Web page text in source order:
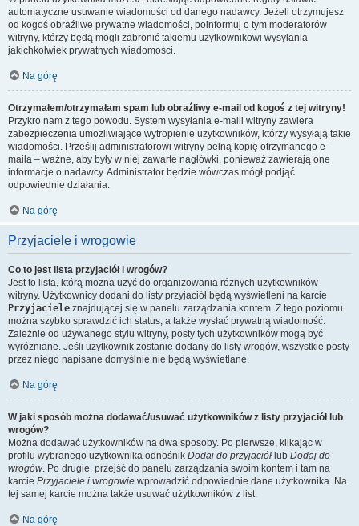
automatyczne usuwanie wiadomości od danego nadawcy. Jeżeli otrzymujesz
od kogoś obraźliwe prywatne wiadomości, poinformuj o tym moderatorów
witryny, którzy będą mogli zabronić takiemu użytkownikowi wysyłania
jakichkolwiek prywatnych wiadomości.
Na górę
Otrzymałem/otrzymałam spam lub obraźliwy e-mail od kogoś z tej witryny!
Przykro nam z tego powodu. System wysyłania e-maili witryny zawiera
zabezpieczenia umożliwiające wytropienie użytkowników, którzy wysyłają takie
wiadomości. Prześlij administratorowi witryny pełną kopię otrzymanego e-
maila – ważne, aby były w niej zawarte nagłówki, ponieważ zawierają one
informacje o nadawcy. Administrator będzie wówczas mógł podjąć
odpowiednie działania.
Na górę
Przyjaciele i wrogowie
Co to jest lista przyjaciół i wrogów?
Jest to lista, którą można użyć do organizowania różnych użytkowników
witryny. Użytkownicy dodani do listy przyjaciół będą wyświetleni na karcie
Przyjaciele znajdującej się w panelu zarządzania kontem. Z tego poziomu
można szybko sprawdzić ich status, a także wysłać prywatną wiadomość.
Zależnie od używanego stylu witryny, posty tych użytkowników mogą być
wyróżniane. Jeśli użytkownik zostanie dodany do listy wrogów, wszystkie posty
przez niego napisane domyślnie nie będą wyświetlane.
Na górę
W jaki sposób można dodawać/usuwać użytkowników z listy przyjaciół lub
wrogów?
Można dodawać użytkowników na dwa sposoby. Po pierwsze, klikając w
profilu wybranego użytkownika odnośnik Dodaj do przyjaciół lub Dodaj do
wrogów. Po drugie, przejść do panelu zarządzania swoim kontem i tam na
karcie Przyjaciele i wrogowie wprowadzić odpowiednie dane użytkownika. Na
tej samej karcie można także usuwać użytkowników z list.
Na górę